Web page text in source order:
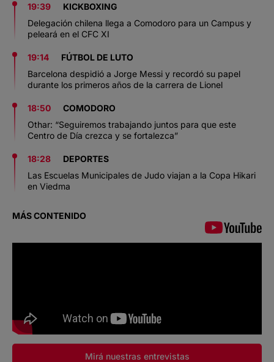
19:39
KICKBOXING
Delegación chilena llega a Comodoro para un Campus y
peleará en el CFC XI
19:14
FÚTBOL DE LUTO
Barcelona despidió a Jorge Messi y recordó su papel
durante los primeros años de la carrera de Lionel
18:50
COMODORO
Othar: “Seguiremos trabajando juntos para que este
Centro de Día crezca y se fortalezca”
18:28
DEPORTES
Las Escuelas Municipales de Judo viajan a la Copa Hikari
en Viedma
MÁS CONTENIDO
Mirá nuestras entrevistas